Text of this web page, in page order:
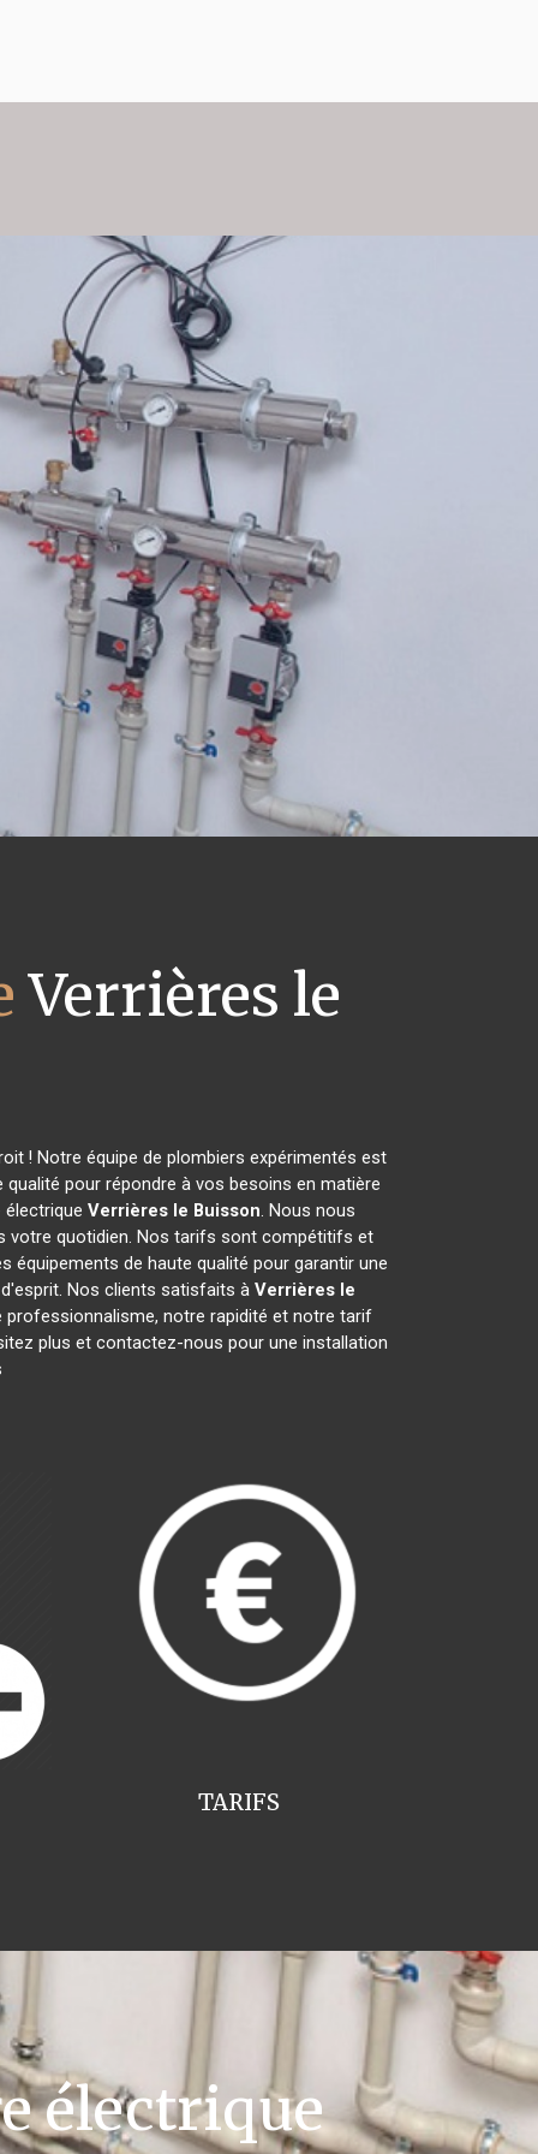
Verrières le
! Notre équipe de plombiers expérimentés est
pour répondre à vos besoins en matière
Verrières le Buisson. Nous nous
votre quotidien. Nos tarifs sont compétitifs et
de haute qualité pour garantir une
Nos clients satisfaits à Verrières le
professionnalisme, notre rapidité et notre tarif
plus et contactez-nous pour une installation
TARIFS
électrique